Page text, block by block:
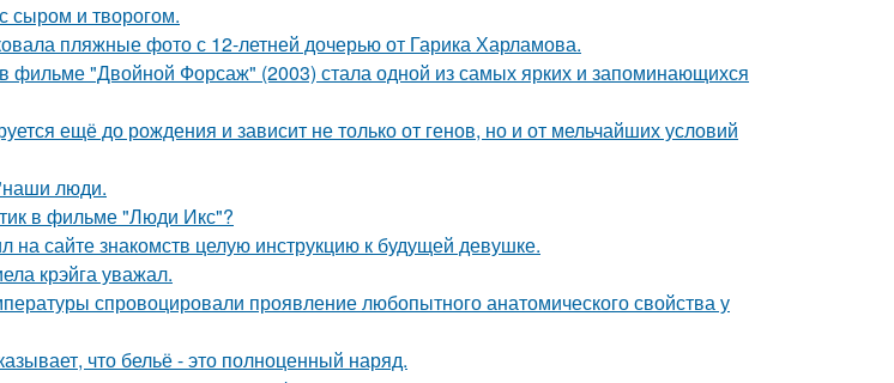
сыром и творогом.
пляжные фото с 12-летней дочерью от Гарика Харламова.
фильме "Двойной Форсаж" (2003) стала одной из самых ярких и запоминающихся
ещё до рождения и зависит не только от генов, но и от мельчайших условий
люди.
в фильме "Люди Икс"?
на сайте знакомств целую инструкцию к будущей девушке.
крэйга уважал.
спровоцировали проявление любопытного анатомического свойства у
что бельё - это полноценный наряд.